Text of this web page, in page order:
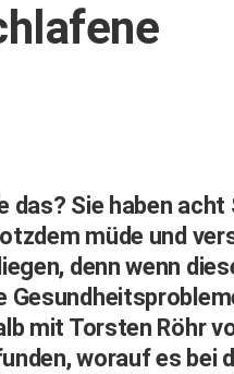
das? Sie haben
müde und
denn wenn
mit Torsten Röhr
worauf es